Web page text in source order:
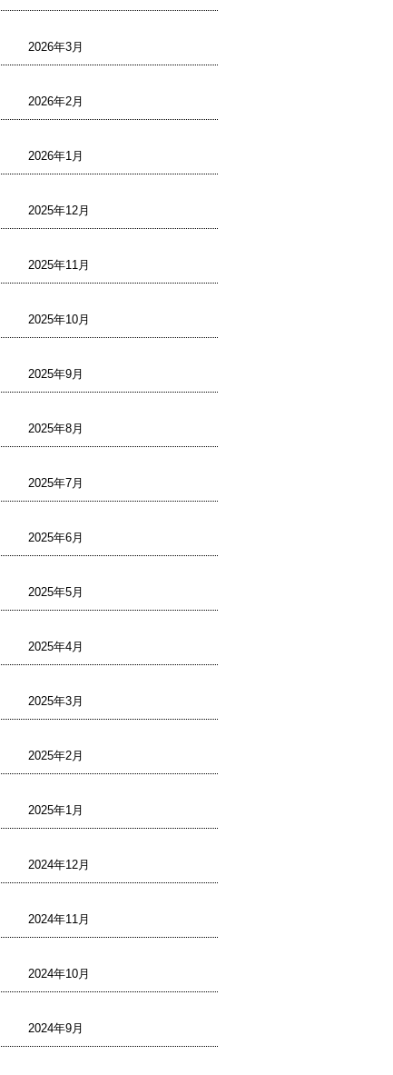
2026年3月
2026年2月
2026年1月
2025年12月
2025年11月
2025年10月
2025年9月
2025年8月
2025年7月
2025年6月
2025年5月
2025年4月
2025年3月
2025年2月
2025年1月
2024年12月
2024年11月
2024年10月
2024年9月